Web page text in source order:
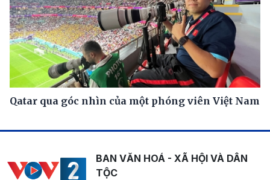
Qatar qua góc nhìn của một phóng viên Việt Nam
BAN VĂN HOÁ - XÃ HỘI VÀ DÂN
TỘC